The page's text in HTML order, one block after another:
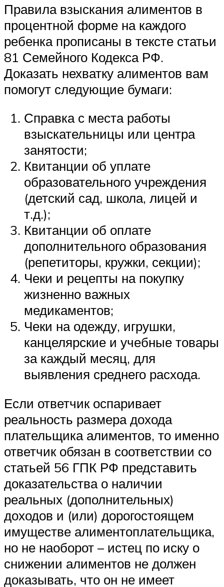
Правила взыскания алиментов в
процентной форме на каждого
ребенка прописаны в тексте статьи
81 Семейного Кодекса РФ.
Доказать нехватку алиментов вам
помогут следующие бумаги:
Справка с места работы
взыскательницы или центра
занятости;
Квитанции об уплате
образовательного учреждения
(детский сад, школа, лицей и
т.д.);
Квитанции об оплате
дополнительного образования
(репетиторы, кружки, секции);
Чеки и рецепты на покупку
жизненно важных
медикаментов;
Чеки на одежду, игрушки,
канцелярские и учебные товары
за каждый месяц, для
выявления среднего расхода.
Если ответчик оспаривает
реальность размера дохода
плательщика алиментов, то именно
ответчик обязан в соответствии со
статьей 56 ГПК РФ представить
доказательства о наличии
реальных (дополнительных)
доходов и (или) дорогостоящем
имуществе алиментоплательщика,
но не наоборот – истец по иску о
снижении алиментов не должен
доказывать, что он не имеет